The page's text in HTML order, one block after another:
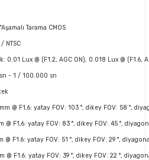
Tarama CMOS
/ NTSC
0.01 Lux @ (F1.2, AGC ON), 0.018 Lux @ (F1.6,
- 1 / 100.000 sn
@ F1,6: yatay FOV: 103 °, dikey FOV: 58 °,
@ F1,6: yatay FOV: 83 °, dikey FOV: 45 °,
@ F1.6: yatay FOV: 51 °, dikey FOV: 29 °,
@ F1.6: yatay FOV: 39 °, dikey FOV: 22 °,